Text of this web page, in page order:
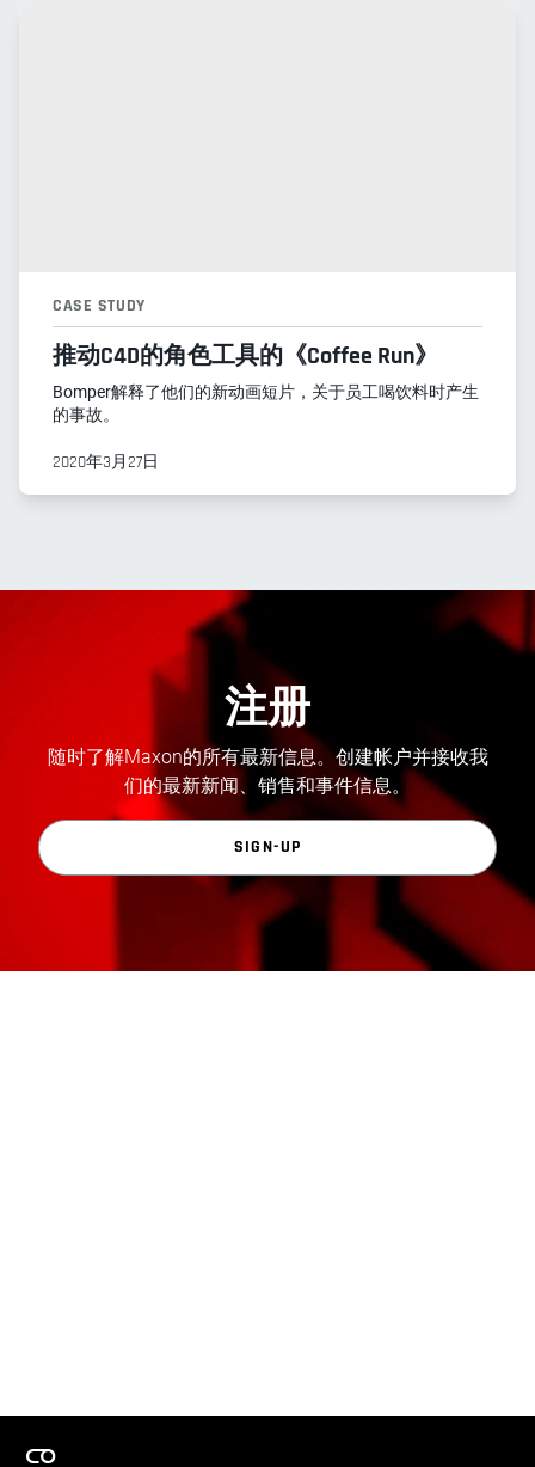
CASE STUDY
推动C4D的角色工具的《Coffee Run》
Bomper解释了他们的新动画短片，关于员工喝饮料时产生
的事故。
2020年3月27日
注册
随时了解Maxon的所有最新信息。创建帐户并接收我
们的最新新闻、销售和事件信息。
SIGN-UP